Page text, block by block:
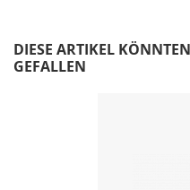
DIESE ARTIKEL
GEFALLEN